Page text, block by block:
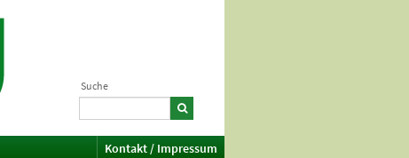
Suche
Kontakt / Impressum